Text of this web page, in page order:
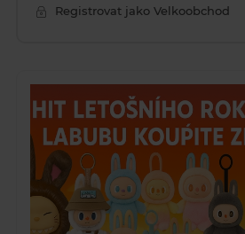
Registrovat jako Velkoobchod